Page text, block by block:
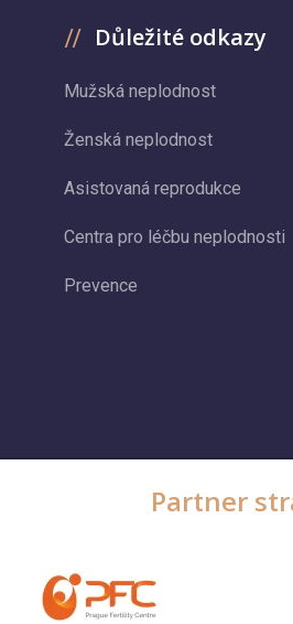
Důležité odkazy
Mužská neplodnost
Ženská neplodnost
Asistovaná reprodukce
Centra pro léčbu neplodnosti
Prevence
Partner